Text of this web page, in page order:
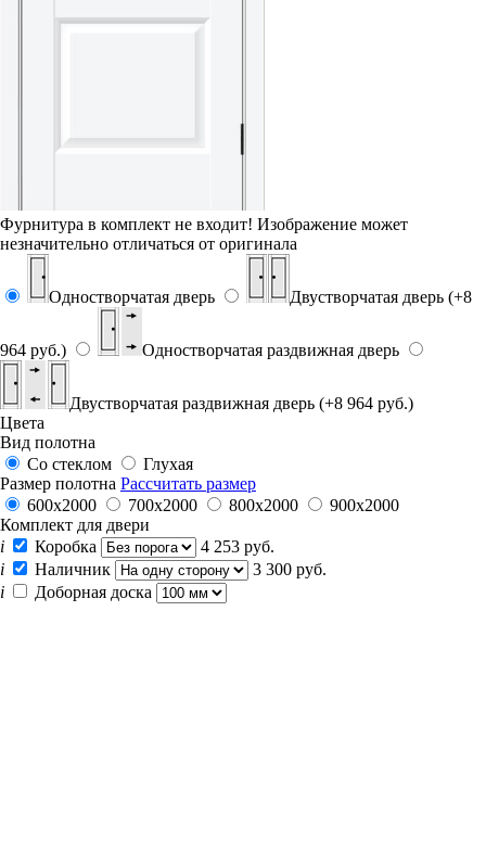
Фурнитура в комплект не входит! Изображение может
незначительно отличаться от оригинала
Одностворчатая дверь Двустворчатая дверь (+8
964 руб.) Одностворчатая раздвижная дверь
Двустворчатая раздвижная дверь (+8 964 руб.)
Цвета
Вид полотна
Со стеклом
Глухая
Размер полотна Рассчитать размер
600x2000
700x2000 800x2000
900x2000
Комплект для двери
i
Коробка
4 253 руб.
i
Наличник
3 300 руб.
i
Доборная доска